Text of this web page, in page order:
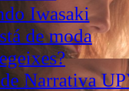
Iwasaki
de moda
Narrativa